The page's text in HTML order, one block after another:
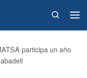
Search
participa un año